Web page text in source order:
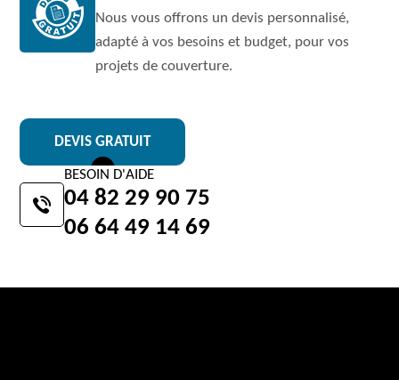
Nous vous offrons un devis personnalisé,
adapté à vos besoins et budget, pour vos
projets de couverture.
DEVIS GRATUIT
BESOIN D'AIDE
04 82 29 90 75
06 64 49 14 69